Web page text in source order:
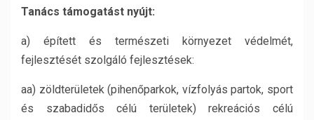
Tanács támogatást nyújt:
a) épített és természeti környezet védelmét,
fejlesztését szolgáló fejlesztések:
aa) zöldterületek (pihenőparkok, vízfolyás partok, sport
és szabadidős célú területek) rekreációs célú